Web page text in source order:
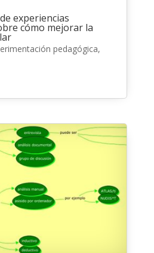
experiencias
cómo mejorar la
pedagógica,